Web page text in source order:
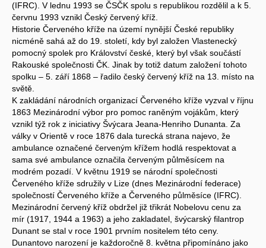
(IFRC). V lednu 1993 se ČSČK spolu s republikou rozdělil a k 5.
červnu 1993 vznikl Český červený kříž.
Historie Červeného kříže na území nynější České republiky
nicméně sahá až do 19. století, kdy byl založen Vlastenecký
pomocný spolek pro Království české, který byl však součástí
Rakouské společnosti ČK. Jinak by totiž datum založení tohoto
spolku – 5. září 1868 – řadilo český červený kříž na 13. místo na
světě.
K zakládání národních organizací Červeného kříže vyzval v říjnu
1863 Mezinárodní výbor pro pomoc raněným vojákům, který
vznikl týž rok z iniciativy Švýcara Jeana-Henriho Dunanta. Za
války v Orientě v roce 1876 dala turecká strana najevo, že
ambulance označené červeným křížem hodlá respektovat a
sama své ambulance označila červeným půlměsícem na
modrém pozadí. V květnu 1919 se národní společnosti
Červeného kříže sdružily v Lize (dnes Mezinárodní federace)
společností Červeného kříže a Červeného půlměsíce (IFRC).
Mezinárodní červený kříž obdržel již třikrát Nobelovu cenu za
mír (1917, 1944 a 1963) a jeho zakladatel, švýcarský filantrop
Dunant se stal v roce 1901 prvním nositelem této ceny.
Dunantovo narození je každoročně 8. května připomínáno jako